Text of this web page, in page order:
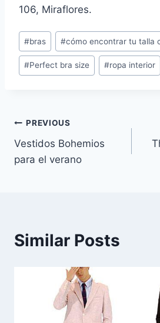
106, Miraflores.
Post
Tags:
#bras #cómo encontrar tu talla
#Perfect bra size #ropa interior
Navegación
de
PREVIOUS
Vestidos Bohemios
para el verano
Similar Posts